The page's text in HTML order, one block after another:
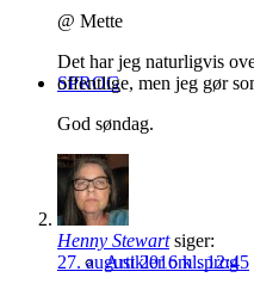
SPROG
Artikler om sprog
@ Mette
Det har jeg naturligvis
offentlige, men jeg gør
God søndag.
Henny Stewart siger:
27. august 2016 kl. 12:45